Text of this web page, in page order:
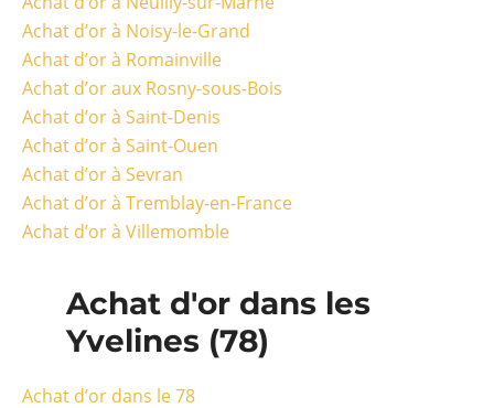
Achat d’or à Noisy-le-Grand
Achat d’or à Romainville
Achat d’or aux Rosny-sous-Bois
Achat d’or à Saint-Denis
Achat d’or à Saint-Ouen
Achat d’or à Sevran
Achat d’or à Tremblay-en-France
Achat d’or à Villemomble
Achat d'or dans les
Yvelines (78)
Achat d’or dans le 78